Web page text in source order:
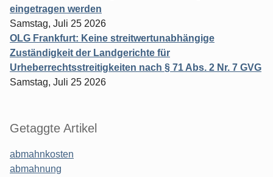
eingetragen werden
Samstag, Juli 25 2026
OLG Frankfurt: Keine streitwertunabhängige
Zuständigkeit der Landgerichte für
Urheberrechtsstreitigkeiten nach § 71 Abs. 2 Nr. 7 GVG
Samstag, Juli 25 2026
Getaggte Artikel
abmahnkosten
abmahnung